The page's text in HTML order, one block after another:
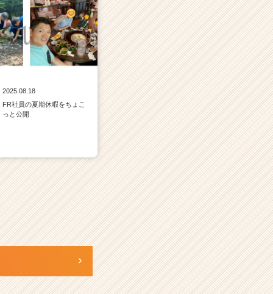
2025.08.18
FR社員の夏期休暇をちょこ
っと公開